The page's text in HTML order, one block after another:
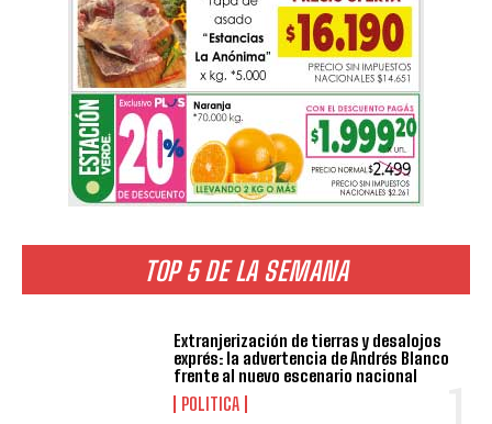
TOP 5 DE LA SEMANA
Extranjerización de tierras y desalojos
exprés: la advertencia de Andrés Blanco
frente al nuevo escenario nacional
POLITICA